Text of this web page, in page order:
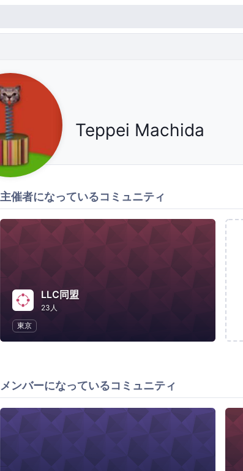
Teppei Machida
主催者になっているコミュニティ
LLC同盟
23人
東京
メンバーになっているコミュニティ